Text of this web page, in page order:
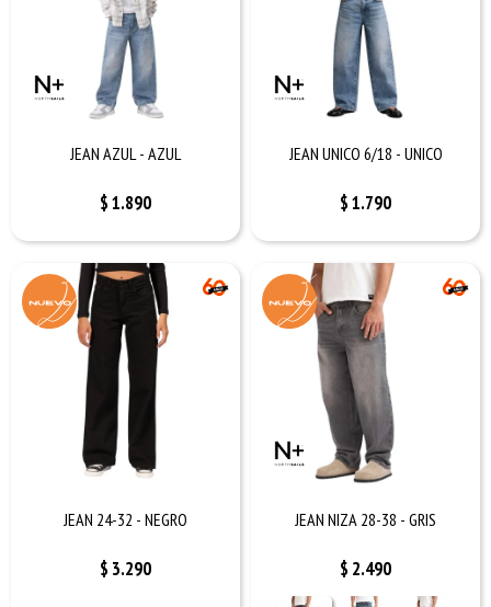
JEAN AZUL - AZUL
$1.890
JEAN UNICO 6/18 - UNICO
$1.790
JEAN 24-32 - NEGRO
$ 3.290
JEAN NIZA 28-38 - GRIS
$ 2.490